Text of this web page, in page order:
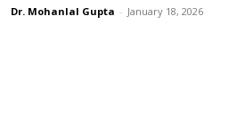
Dr. Mohanlal Gupta - January 18, 2026